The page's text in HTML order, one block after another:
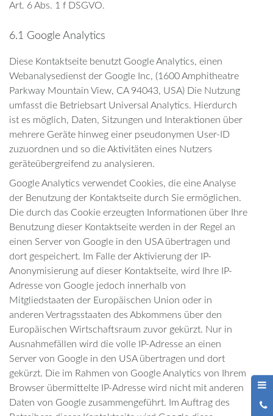
Art. 6 Abs. 1 f DSGVO.
6.1 Google Analytics
Diese Kontaktseite benutzt Google Analytics, einen
Webanalysedienst der Google Inc, (1600 Amphitheatre
Parkway Mountain View, CA 94043, USA) Die Nutzung
umfasst die Betriebsart Universal Analytics. Hierdurch
ist es möglich, Daten, Sitzungen und Interaktionen über
mehrere Geräte hinweg einer pseudonymen User-ID
zuzuordnen und so die Aktivitäten eines Nutzers
geräteübergreifend zu analysieren.
Google Analytics verwendet Cookies, die eine Analyse
der Benutzung der Kontaktseite durch Sie ermöglichen.
Die durch das Cookie erzeugten Informationen über Ihre
Benutzung dieser Kontaktseite werden in der Regel an
einen Server von Google in den USA übertragen und
dort gespeichert. Im Falle der Aktivierung der IP-
Anonymisierung auf dieser Kontaktseite, wird Ihre IP-
Adresse von Google jedoch innerhalb von
Mitgliedstaaten der Europäischen Union oder in
anderen Vertragsstaaten des Abkommens über den
Europäischen Wirtschaftsraum zuvor gekürzt. Nur in
Ausnahmefällen wird die volle IP-Adresse an einen
Server von Google in den USA übertragen und dort
gekürzt. Die im Rahmen von Google Analytics von Ihrem
Browser übermittelte IP-Adresse wird nicht mit anderen
Daten von Google zusammengeführt. Im Auftrag des